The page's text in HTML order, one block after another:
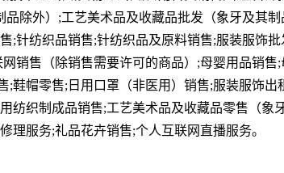
除外）;工艺美术品及收藏品批发（象牙及其制
;针纺织品销售;针纺织品及原料销售;服装服饰
销售（除销售需要许可的商品）;母婴用品销售
鞋帽零售;日用口罩（非医用）销售;服装服饰出
纺织制成品销售;工艺美术品及收藏品零售（象
理服务;礼品花卉销售;个人互联网直播服务。